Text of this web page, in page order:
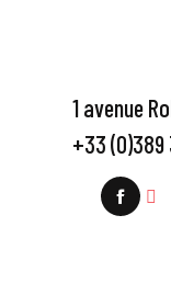
1 avenue
+33